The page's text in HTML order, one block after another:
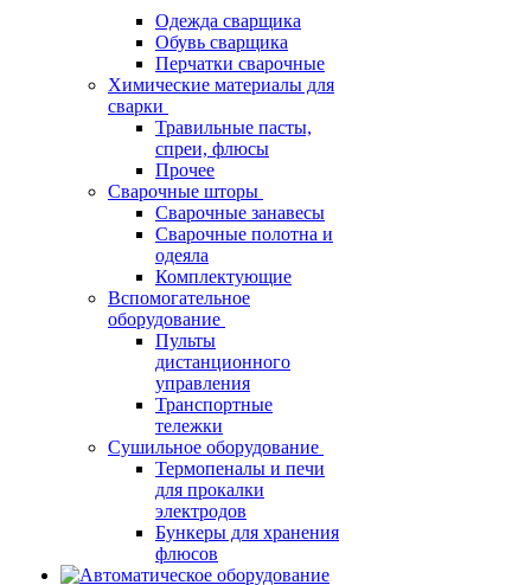
Одежда сварщика
Обувь сварщика
Перчатки сварочные
Химические материалы для
сварки
Травильные пасты,
спреи, флюсы
Прочее
Сварочные шторы
Сварочные занавесы
Сварочные полотна и
одеяла
Комплектующие
Вспомогательное
оборудование
Пульты
дистанционного
управления
Транспортные
тележки
Сушильное оборудование
Термопеналы и печи
для прокалки
электродов
Бункеры для хранения
флюсов